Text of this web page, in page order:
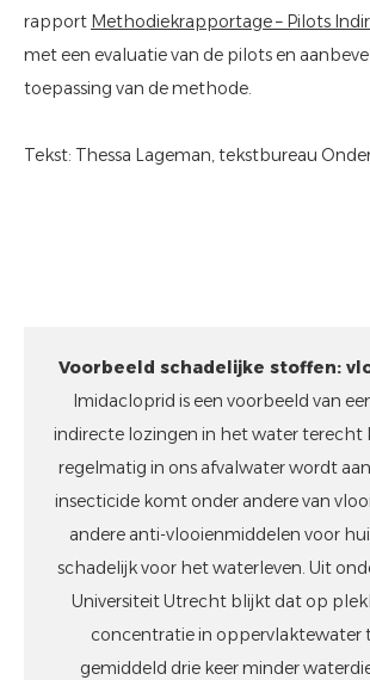
rapport Methodiekrapportage – Pilots
met een evaluatie van de pilots en
toepassing van de methode.
Tekst: Thessa Lageman, tekstbureau
Voorbeeld schadelijke stoffen:
Imidacloprid is een voorbeeld van
indirecte lozingen in het water terecht
regelmatig in ons afvalwater wordt
insecticide komt onder andere van
andere anti-vlooienmiddelen voor
schadelijk voor het waterleven. Uit
Universiteit Utrecht blijkt dat op
concentratie in oppervlaktewater
gemiddeld drie keer minder